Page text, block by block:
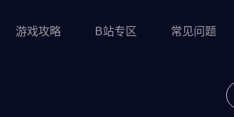
游戏攻略 B站专区 常见问题